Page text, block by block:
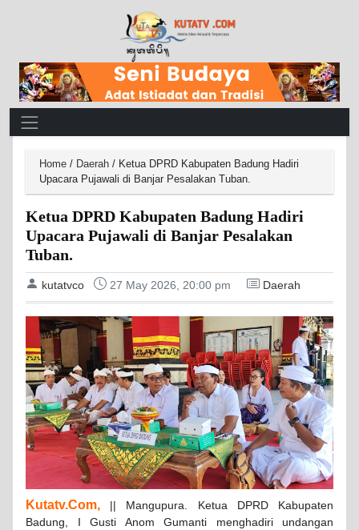
Main Navigation
Home / Daerah / Ketua DPRD Kabupaten Badung Hadiri
Upacara Pujawali di Banjar Pesalakan Tuban.
Ketua DPRD Kabupaten Badung Hadiri
Upacara Pujawali di Banjar Pesalakan
Tuban.
kutatvco 27 May 2026, 20:00 pm Daerah
Kutatv.Com, || Mangupura. Ketua DPRD Kabupaten
Badung, I Gusti Anom Gumanti menghadiri undangan